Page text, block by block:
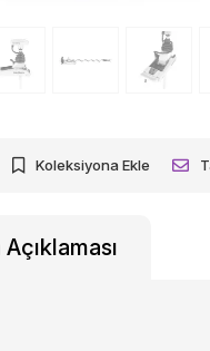
Koleksiyona Ekle